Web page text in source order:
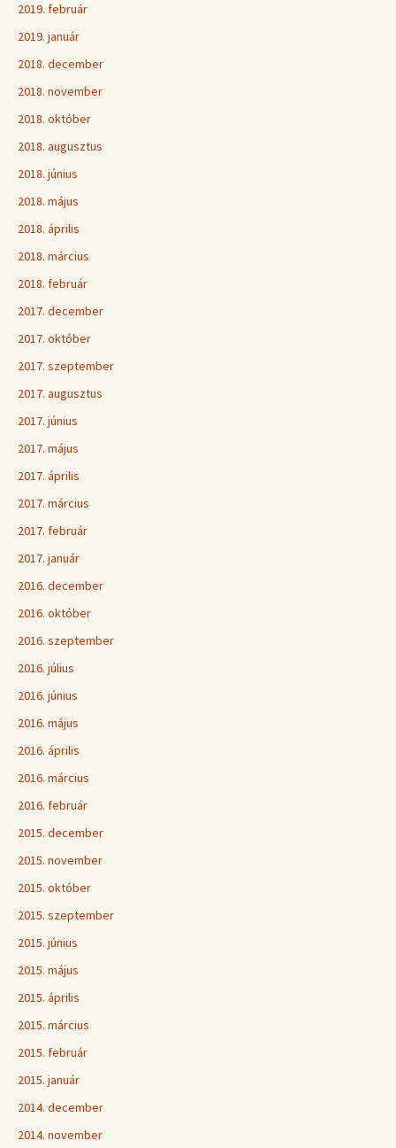
2019. február
2019. január
2018. december
2018. november
2018. október
2018. augusztus
2018. június
2018. május
2018. április
2018. március
2018. február
2017. december
2017. október
2017. szeptember
2017. augusztus
2017. június
2017. május
2017. április
2017. március
2017. február
2017. január
2016. december
2016. október
2016. szeptember
2016. július
2016. június
2016. május
2016. április
2016. március
2016. február
2015. december
2015. november
2015. október
2015. szeptember
2015. június
2015. május
2015. április
2015. március
2015. február
2015. január
2014. december
2014. november